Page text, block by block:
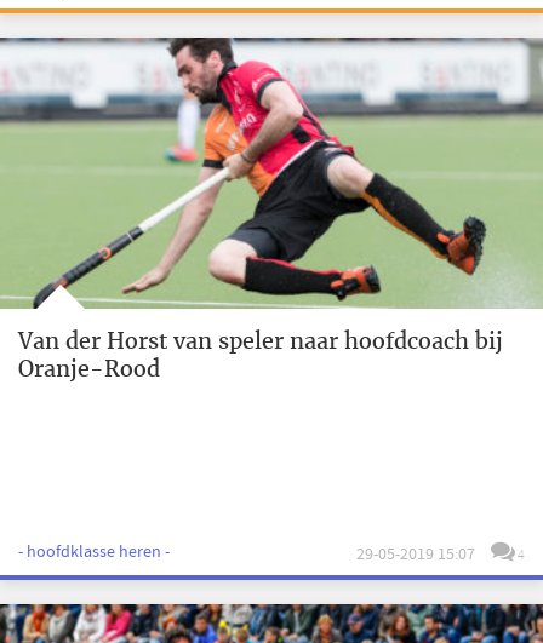
Van der Horst van speler naar hoofdcoach bij
Oranje-Rood
- hoofdklasse heren - 29-05-2019 15:07 4